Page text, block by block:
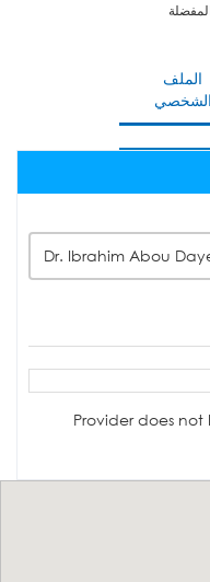
الملف
الشخصي
Dr. Ibrahim Abou
Provider does